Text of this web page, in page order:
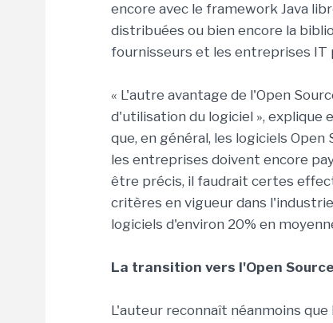
encore avec le framework Java
distribuées ou bien encore la
fournisseurs et les entreprises IT
« L'autre avantage de l'Open
d'utilisation du logiciel », explique
que, en général, les logiciels
les entreprises doivent encore
être précis, il faudrait certes
critères en vigueur dans
logiciels d'environ 20% en
La transition vers l'Open
L'auteur reconnaît néanmoins